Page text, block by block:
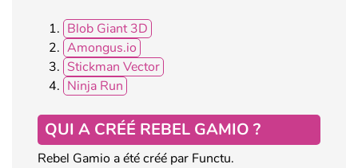
Blob Giant 3D
Amongus.io
Stickman Vector
Ninja Run
QUI A CRÉÉ REBEL GAMIO ?
Rebel Gamio a été créé par Functu.